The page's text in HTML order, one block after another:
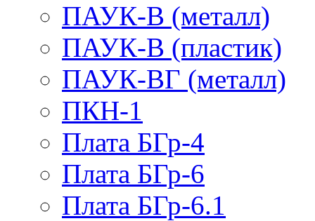
ПАУК-В (металл)
ПАУК-В (пластик)
ПАУК-ВГ (металл)
ПКН-1
Плата БГр-4
Плата БГр-6
Плата БГр-6.1